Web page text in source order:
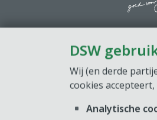
DSW
Wij (en derde
cookies
Analytische